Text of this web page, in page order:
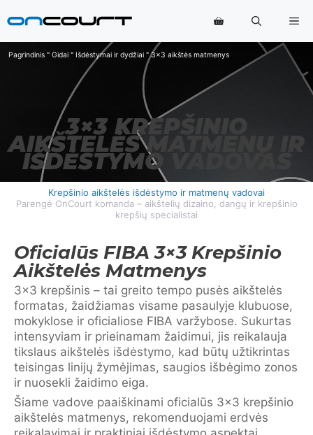
prie
Pagrindinis " Gidai " Išdėstymai ir dydžiai "3x3 aikštės matmenys
3×3 KREPŠINIO
AIKŠTELĖS MATMENŲ IR
IŠDĖSTYMO VADOVAS
Krepšinio aikštelės išdėstymo ir matmenų vadovai
Parengė OnCourt komanda – aikštelių dizaino, dangų ir krepšinio
krepšių specialistai
Oficialūs FIBA 3×3 Krepšinio
Aikštelės Matmenys
3×3 krepšinis – tai greito tempo pusės aikštelės
formatas, žaidžiamas visame pasaulyje klubuose,
mokyklose ir oficialiose FIBA varžybose. Sukurtas
intensyviam ir prieinamam žaidimui, jis reikalauja
tikslaus aikštelės išdėstymo, kad būtų užtikrintas
teisingas linijų žymėjimas, saugios išbėgimo zonos
ir nuosekli žaidimo eiga.
Šiame vadove paaiškinami oficialūs 3×3 krepšinio
aikštelės matmenys, rekomenduojami erdvės